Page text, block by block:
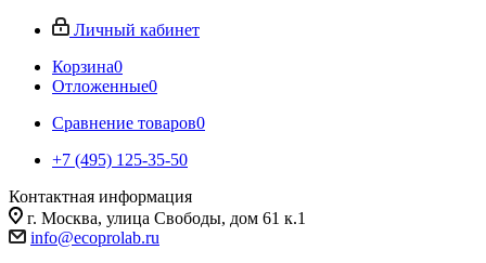
Личный кабинет
Корзина0
Отложенные0
Сравнение товаров0
+7 (495) 125-35-50
Контактная информация
г. Москва, улица Свободы, дом 61 к.1
info@ecoprolab.ru